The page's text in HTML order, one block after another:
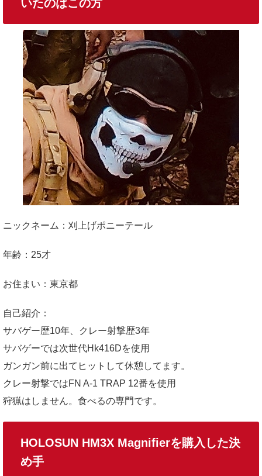
いたのはこの方
ニックネーム：刈上げポニーテール
年齢：25才
お住まい：東京都
自己紹介：
サバゲー歴10年、クレー射撃歴3年
サバゲーでは次世代Hk416Dを使用
ガンガン前に出てヒットして休憩してます。
クレー射撃ではFN A-1 TRAP 12番を使用
狩猟はしません。食べるの専門です。
HOLOSUN HM3X Magnifierを購入した決
め手